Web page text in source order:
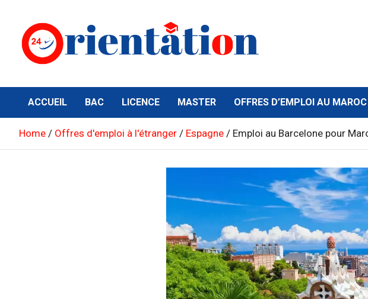
content
Orientation24
ACCUEIL BAC LICENCE MASTER OFFRES D’EMPLOI AU MAROC
Home Offres d'emploi à l'étranger Espagne Emploi au Barcelone pour